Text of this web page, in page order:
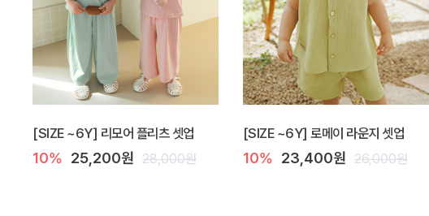
[SIZE ~6Y] 리모어 플리츠 셋업
10% 25,200원 28,000원
[SIZE ~6Y] 로메이 라운지 셋업
10% 23,400원 26,000원